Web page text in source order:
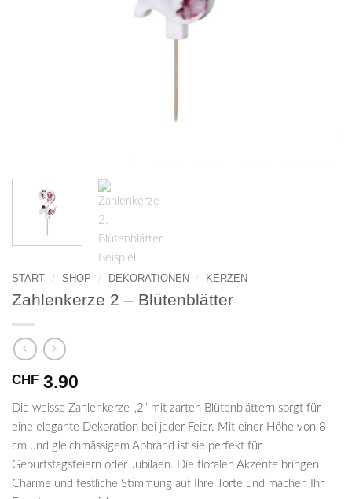
START / SHOP / DEKORATIONEN / KERZEN
Zahlenkerze 2 – Blütenblätter
CHF 3.90
Die weisse Zahlenkerze „2“ mit zarten Blütenblättern sorgt für
eine elegante Dekoration bei jeder Feier. Mit einer Höhe von 8
cm und gleichmässigem Abbrand ist sie perfekt für
Geburtstagsfeiern oder Jubiläen. Die floralen Akzente bringen
Charme und festliche Stimmung auf Ihre Torte und machen Ihr